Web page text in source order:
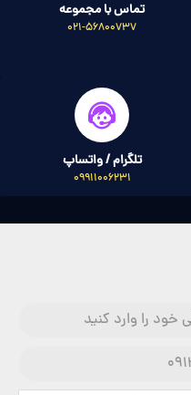
تماس با مجموعه
021-56800737
تلگرام / واتساپ
09911006231